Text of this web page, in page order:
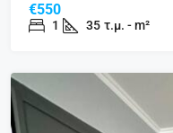
€550
1 35 τ.μ. - m²